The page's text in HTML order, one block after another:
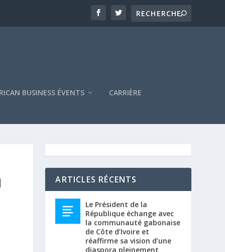
BUSINESS ÉVENTS CARRIÈRE
ARTICLES RÉCENTS
Le Président de la
République échange avec
la communauté gabonaise
de Côte d’Ivoire et
réaffirme sa vision d’une
diaspora pleinement